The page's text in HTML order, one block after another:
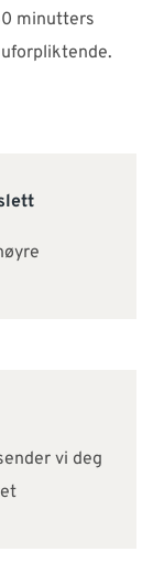
Deutschland
minutters
vi deg